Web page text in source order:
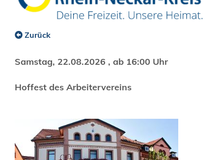
Zurück
Samstag, 22.08.2026 , ab 16:00 Uhr
Hoffest des Arbeitervereins